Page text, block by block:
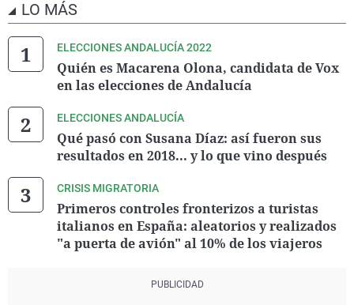
SOMOS FUTURO
DESPIERTA
0 0,01
258
IZAR
YA!
LO MÁS
ELECCIONES ANDALUCÍA 2022
Quién es Macarena Olona, candidata de Vox
en las elecciones de Andalucía
ELECCIONES ANDALUCÍA
Qué pasó con Susana Díaz: así fueron sus
resultados en 2018... y lo que vino después
CRISIS MIGRATORIA
Primeros controles fronterizos a turistas
italianos en España: aleatorios y realizados
"a puerta de avión" al 10% de los viajeros